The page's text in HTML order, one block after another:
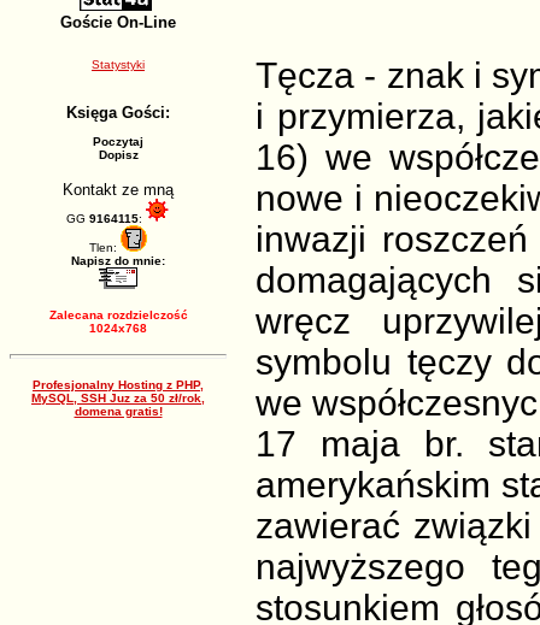
Goście On-Line
Statystyki
Księga Gości:
Poczytaj
Dopisz
Kontakt ze mną
GG 9164115:
Tlen:
Napisz do mnie:
Zalecana rozdzielczość
1024x768
Profesjonalny Hosting z PHP,
MySQL, SSH Juz za 50 zł/rok,
domena gratis!
Tęcza - znak i
i przymierza,
16) we
nowe i
inwazji
domagających
wręcz
symbolu tęczy
we
17 maja br.
amerykańskim
zawierać
najwyższego
stosunkiem